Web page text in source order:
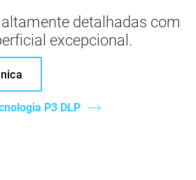
detalhadas com
excepcional.
P3 DLP